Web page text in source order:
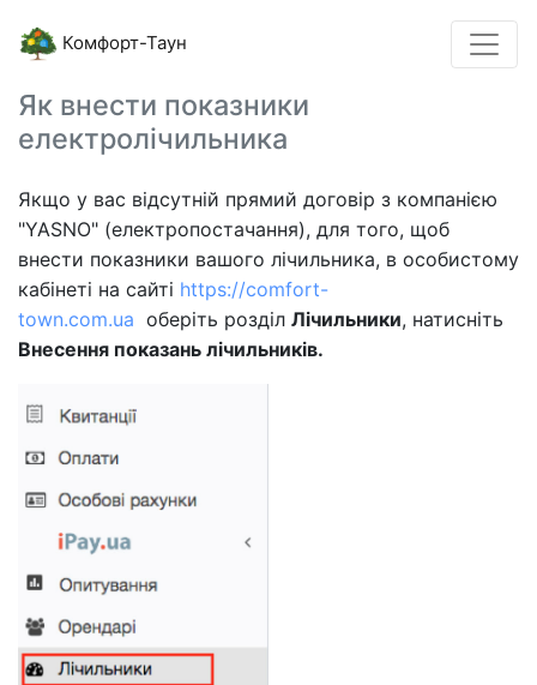
Комфорт-Таун
Як внести показники
електролічильника
Якщо у вас відсутній прямий договір з компанією
"YASNO" (електропостачання), для того, щоб
внести показники вашого лічильника, в особистому
кабінеті на сайті https://comfort-
town.com.ua оберіть розділ Лічильники, натисніть
Внесення показань лічильників.